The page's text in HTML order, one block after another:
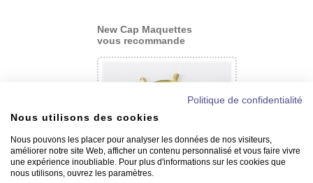
New Cap Maquettes
vous recommande
Roues en laiton - 8 poignées
Politique de confidentialité
Nous utilisons des cookies
Nous pouvons les placer pour analyser les données de nos visiteurs,
améliorer notre site Web, afficher un contenu personnalisé et vous faire vivre
une expérience inoubliable. Pour plus d'informations sur les cookies que
nous utilisons, ouvrez les paramètres.